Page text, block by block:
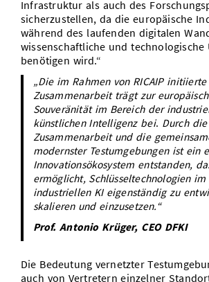
Infrastruktur als auch des
sicherzustellen, da die europäische
während des laufenden digitalen
wissenschaftliche und technologische
benötigen wird.“
„Die im Rahmen von RICAIP initiierte
Zusammenarbeit trägt zur
Souveränität im Bereich der
künstlichen Intelligenz bei. Durch
Zusammenarbeit und die
modernster Testumgebungen ist ein
Innovationsökosystem entstanden,
ermöglicht, Schlüsseltechnologien
industriellen KI eigenständig zu
skalieren und einzusetzen.“
Prof. Antonio Krüger, CEO DFKI
Die Bedeutung vernetzter
auch von Vertretern einzelner